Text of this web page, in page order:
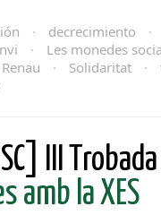
· decrecimiento ·
·
Les monedes
Renau · Solidaritat ·
III
amb la XES